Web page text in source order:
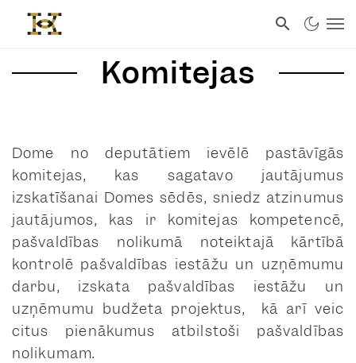
Komitejas
Dome no deputātiem ievēlē pastāvīgās
komitejas, kas sagatavo jautājumus
izskatīšanai Domes sēdēs, sniedz atzinumus
jautājumos, kas ir komitejas kompetencē,
pašvaldības nolikumā noteiktajā kārtībā
kontrolē pašvaldības iestāžu un uzņēmumu
darbu, izskata pašvaldības iestāžu un
uzņēmumu budžeta projektus, kā arī veic
citus pienākumus atbilstoši pašvaldības
nolikumam.